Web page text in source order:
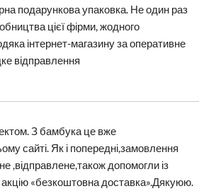
подарункова упаковка. Не один раз
цієї фірми, жодного
інтернет-магазину за оперативне
відправлення
З бамбука це вже
сайті. Як і попередні,замовлення
,відправлене,також допомогли із
«безкоштовна доставка».Дякуюю.